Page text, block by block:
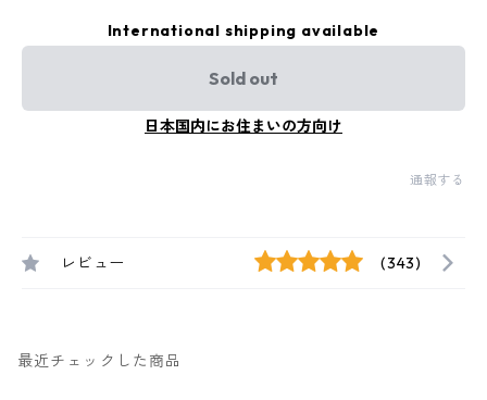
International shipping available
Sold out
日本国内にお住まいの方向け
通報する
レビュー (343)
最近チェックした商品